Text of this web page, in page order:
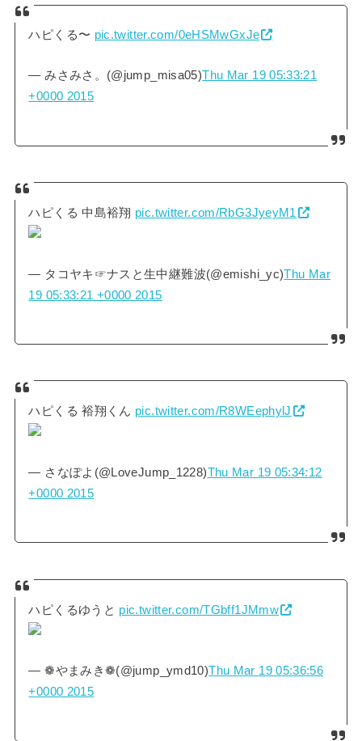
ハピくる〜 pic.twitter.com/0eHSMwGxJe
— みさみさ。(@jump_misa05)Thu Mar 19 05:33:21
+0000 2015
ハピくる 中島裕翔 pic.twitter.com/RbG3JyeyM1
— タコヤキ☞ナスと生中継難波(@emishi_yc)Thu Mar
19 05:33:21 +0000 2015
ハピくる 裕翔くん pic.twitter.com/R8WEephylJ
— さなぽよ(@LoveJump_1228)Thu Mar 19 05:34:12
+0000 2015
ハピくるゆうと pic.twitter.com/TGbff1JMmw
— ❁やまみき❁(@jump_ymd10)Thu Mar 19 05:36:56
+0000 2015